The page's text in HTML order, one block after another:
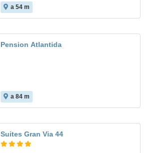
a 54 m
Pension Atlantida
a 84 m
Suites Gran Via 44